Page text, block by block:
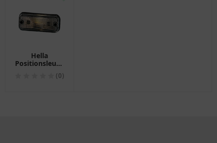
Hella
Positionsleuchte
Motorräder(0)